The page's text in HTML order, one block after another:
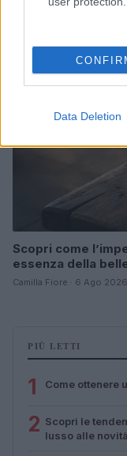
Data Deletion
Scopri come
essenza della
Camilla Fiore · 6 Ago 2026
PIÙ LETTI
1 Come ottenere
2 Scopri le
lusso alle